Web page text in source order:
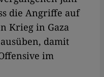
die Angriffe auf
Krieg in Gaza
damit
im